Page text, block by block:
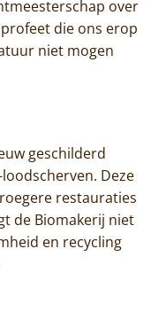
over
die ons erop
niet mogen
geschilderd
Deze
restauraties
de Biomakerij niet
en recycling